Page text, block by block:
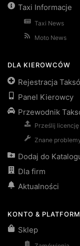
Taxi Informacje
Taxi News
Moto News
DLA KIEROWCÓW
Rejestracja
Panel Kierowcy
Przewodnik
Prześlij licencję
Znane
Dodaj do
Dla firm
Aktualności
KONTO &
Sklep